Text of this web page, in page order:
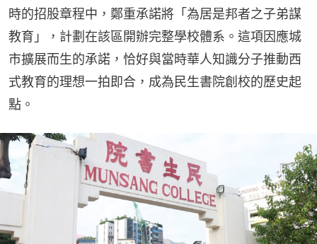
時的招股章程中，鄭重承諾將「為居是邦者之子弟謀
教育」，計劃在該區開辦完整學校體系。這項因應城
市擴展而生的承諾，恰好與當時華人知識分子推動西
式教育的理想一拍即合，成為民生書院創校的歷史起
點。